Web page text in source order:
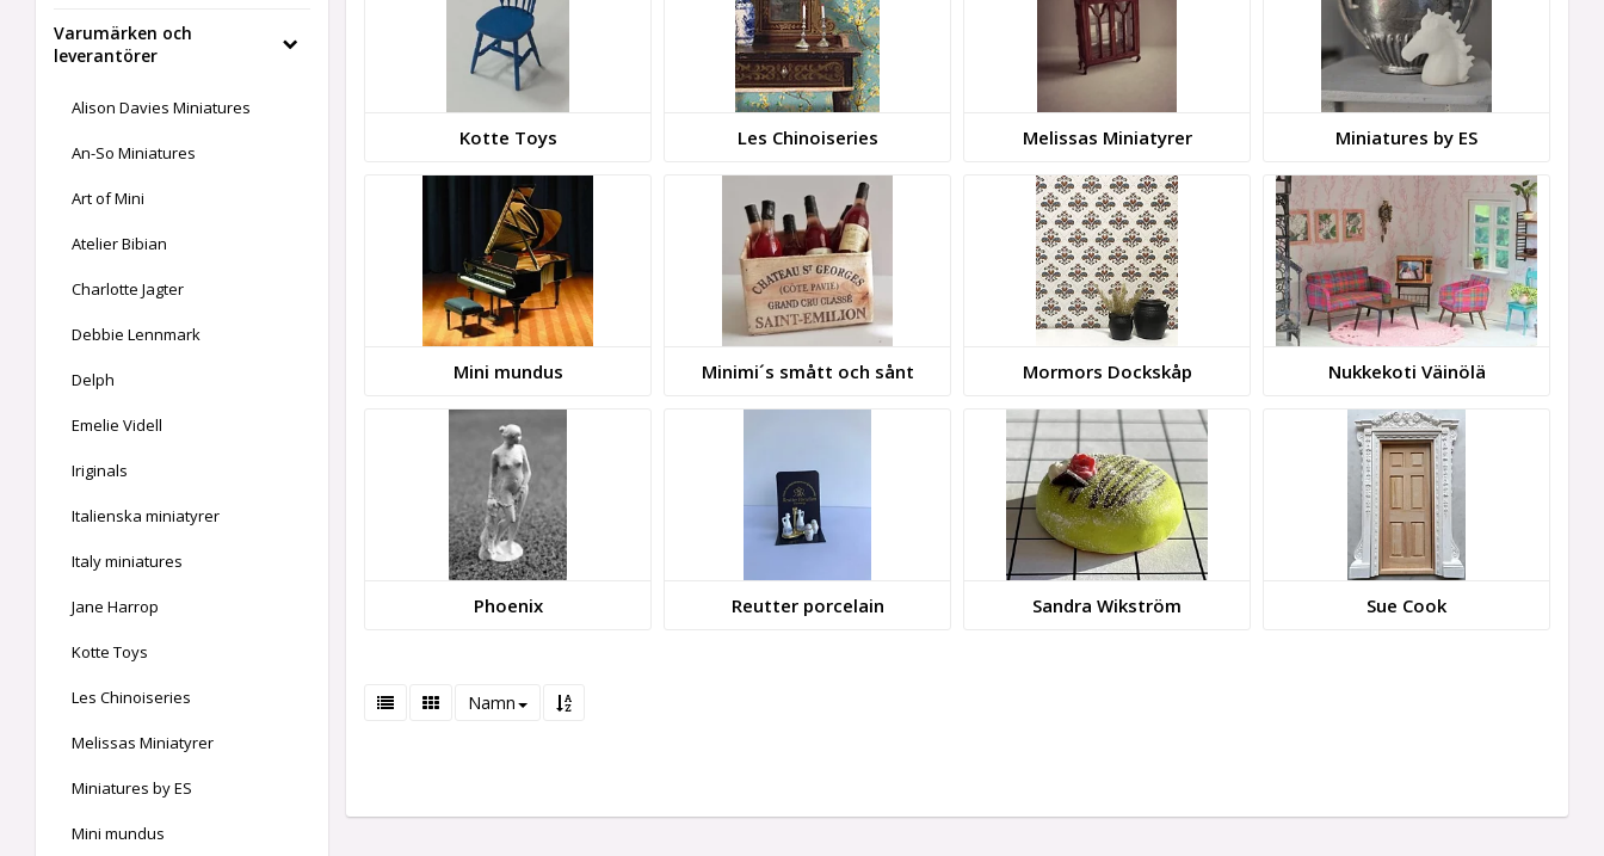
Varumärken och
leverantörer
Alison Davies Miniatures
An-So Miniatures
Art of Mini
Atelier Bibian
Charlotte Jagter
Debbie Lennmark
Delph
Emelie Videll
Iriginals
Italienska miniatyrer
Italy miniatures
Jane Harrop
Kotte Toys
Les Chinoiseries
Melissas Miniatyrer
Miniatures by ES
Mini mundus
Kotte Toys Les Chinoiseries Melissas Miniatyrer Miniatures by ES
Mini mundus Minimi´s smått och sånt Mormors Dockskåp Nukkekoti Väinölä
Phoenix Reutter porcelain Sandra Wikström Sue Cook
Namn